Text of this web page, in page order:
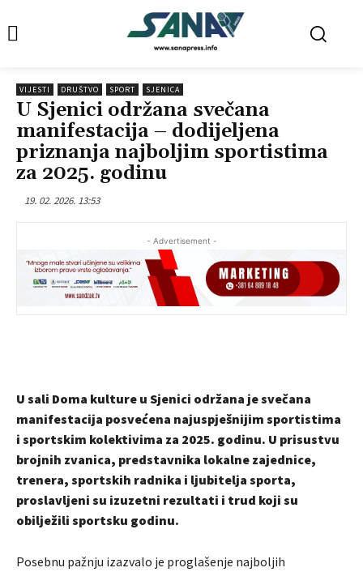
VIJESTI DRUŠTVO SPORT SJENICA
U Sjenici održana svečana
manifestacija – dodijeljena
priznanja najboljim sportistima
za 2025. godinu
19. 02. 2026. 13:53
- Advertisement -
U sali Doma kulture u Sjenici održana je svečana
manifestacija posvećena najuspješnijim sportistima
i sportskim kolektivima za 2025. godinu. U prisustvu
brojnih zvanica, predstavnika lokalne zajednice,
trenera, sportskih radnika i ljubitelja sporta,
proslavljeni su izuzetni rezultati i trud koji su
obilježili sportsku godinu.
Posebnu pažnju izazvalo je proglašenje najboljih